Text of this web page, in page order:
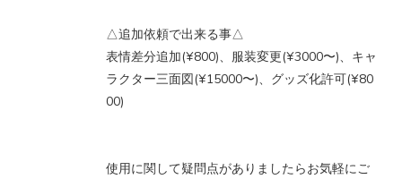
△追加依頼で出来る事△
表情差分追加(¥800)、服装変更(¥3000〜)、キャ
ラクター三面図(¥15000〜)、グッズ化許可(¥80
00)
使用に関して疑問点がありましたらお気軽にご